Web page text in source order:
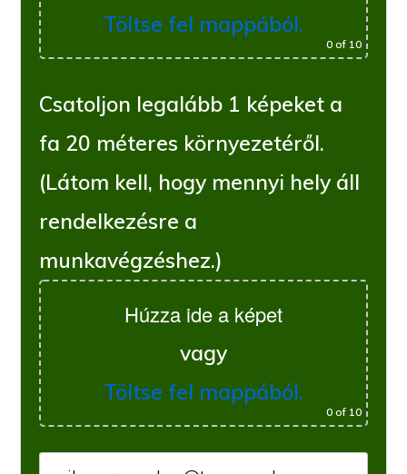
Töltse fel mappából.
0of 10
Csatoljon legalább 1 képeket a
fa 20 méteres környezetéről.
(Látom kell, hogy mennyi hely áll
rendelkezésre a
munkavégzéshez.)
Húzza ide a képet
vagy
Töltse fel mappából.
0of 10